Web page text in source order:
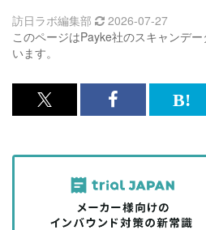
このページはPayke社のスキャンデ
います。
訪日ラボ編集部 2026-07-27
x<br>
記
を
記
事
を
は
な
ッ